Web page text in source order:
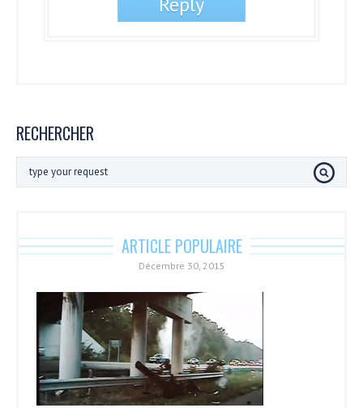
RECHERCHER
ARTICLE POPULAIRE
Décembre 30, 2015